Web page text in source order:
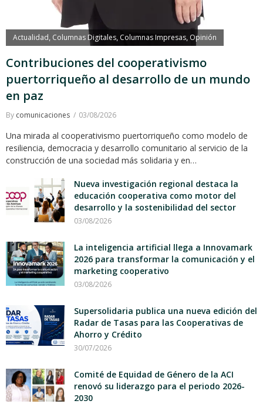
Actualidad Columnas Digitales, Columnas Impresas, Opinión
Contribuciones del cooperativismo
puertorriqueño al desarrollo de un mundo
en paz
By comunicaciones 03/08/2026
Una mirada al cooperativismo puertorriqueño como modelo de
resiliencia, democracia y desarrollo comunitario al servicio de la
construcción de una sociedad más solidaria y en…
Nueva investigación regional destaca la
educación cooperativa como motor del
desarrollo y la sostenibilidad del sector
03/08/2026
La inteligencia artificial llega a Innovamark
2026 para transformar la comunicación y el
marketing cooperativo
03/08/2026
Supersolidaria publica una nueva edición del
Radar de Tasas para las Cooperativas de
Ahorro y Crédito
30/07/2026
Comité de Equidad de Género de la ACI
renovó su liderazgo para el periodo 2026-
2030